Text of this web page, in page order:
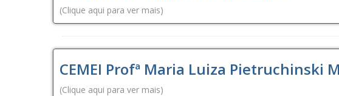
(Clique aqui para ver mais)
CEMEI Profª Maria Luiza Pietruchinski
(Clique aqui para ver mais)